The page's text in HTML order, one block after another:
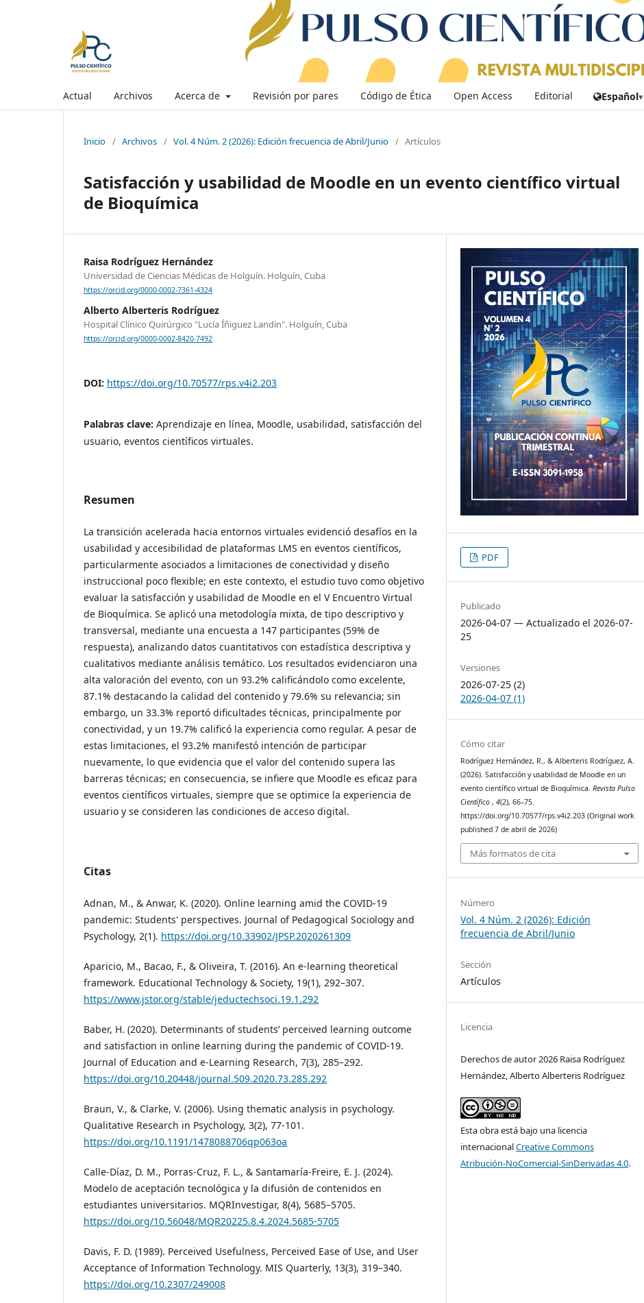
Actual Archivos Acerca de Revisión por pares Código de Ética Open Access Editorial Español▾
Inicio / Archivos / Vol. 4 Núm. 2 (2026): Edición frecuencia de Abril/Junio / Artículos
Satisfacción y usabilidad de Moodle en un evento científico virtual
de Bioquímica
Raisa Rodríguez Hernández
Universidad de Ciencias Médicas de Holguín. Holguín, Cuba
https://orcid.org/0000-0002-7361-4324
Alberto Alberteris Rodríguez
Hospital Clínico Quirúrgico "Lucía Íñiguez Landín". Holguín, Cuba
https://orcid.org/0000-0002-8420-7492
DOI: https://doi.org/10.70577/rps.v4i2.203
Palabras clave: Aprendizaje en línea, Moodle, usabilidad, satisfacción del
usuario, eventos científicos virtuales.
Resumen
La transición acelerada hacia entornos virtuales evidenció desafíos en la
usabilidad y accesibilidad de plataformas LMS en eventos científicos,
particularmente asociados a limitaciones de conectividad y diseño
instruccional poco flexible; en este contexto, el estudio tuvo como objetivo
evaluar la satisfacción y usabilidad de Moodle en el V Encuentro Virtual
de Bioquímica. Se aplicó una metodología mixta, de tipo descriptivo y
transversal, mediante una encuesta a 147 participantes (59% de
respuesta), analizando datos cuantitativos con estadística descriptiva y
cualitativos mediante análisis temático. Los resultados evidenciaron una
alta valoración del evento, con un 93.2% calificándolo como excelente,
87.1% destacando la calidad del contenido y 79.6% su relevancia; sin
embargo, un 33.3% reportó dificultades técnicas, principalmente por
conectividad, y un 19.7% calificó la experiencia como regular. A pesar de
estas limitaciones, el 93.2% manifestó intención de participar
nuevamente, lo que evidencia que el valor del contenido supera las
barreras técnicas; en consecuencia, se infiere que Moodle es eficaz para
eventos científicos virtuales, siempre que se optimice la experiencia de
usuario y se consideren las condiciones de acceso digital.
Citas
Adnan, M., & Anwar, K. (2020). Online learning amid the COVID-19
pandemic: Students' perspectives. Journal of Pedagogical Sociology and
Psychology, 2(1). https://doi.org/10.33902/JPSP.2020261309
Aparicio, M., Bacao, F., & Oliveira, T. (2016). An e-learning theoretical
framework. Educational Technology & Society, 19(1), 292–307.
https://www.jstor.org/stable/jeductechsoci.19.1.292
Baber, H. (2020). Determinants of students’ perceived learning outcome
and satisfaction in online learning during the pandemic of COVID-19.
Journal of Education and e-Learning Research, 7(3), 285–292.
https://doi.org/10.20448/journal.509.2020.73.285.292
Braun, V., & Clarke, V. (2006). Using thematic analysis in psychology.
Qualitative Research in Psychology, 3(2), 77-101.
https://doi.org/10.1191/1478088706qp063oa
Calle-Díaz, D. M., Porras-Cruz, F. L., & Santamaría-Freire, E. J. (2024).
Modelo de aceptación tecnológica y la difusión de contenidos en
estudiantes universitarios. MQRInvestigar, 8(4), 5685–5705.
https://doi.org/10.56048/MQR20225.8.4.2024.5685-5705
Davis, F. D. (1989). Perceived Usefulness, Perceived Ease of Use, and User
Acceptance of Information Technology. MIS Quarterly, 13(3), 319–340.
https://doi.org/10.2307/249008
PDF
Publicado
2026-04-07 — Actualizado el 2026-07-
25
Versiones
2026-07-25 (2)
2026-04-07 (1)
Cómo citar
Rodríguez Hernández, R., & Alberteris Rodríguez, A.
(2026). Satisfacción y usabilidad de Moodle en un
evento científico virtual de Bioquímica.Revista Pulso
Científico,4(2), 66–75.
https://doi.org/10.70577/rps.v4i2.203 (Original work
published 7 de abril de 2026)
Más formatos de cita
Número
Vol. 4 Núm. 2 (2026): Edición
frecuencia de Abril/Junio
Sección
Artículos
Licencia
Derechos de autor 2026 Raisa Rodríguez
Hernández, Alberto Alberteris Rodríguez
Esta obra está bajo una licencia
internacionalCreative Commons
Atribución-NoComercial-SinDerivadas 4.0.